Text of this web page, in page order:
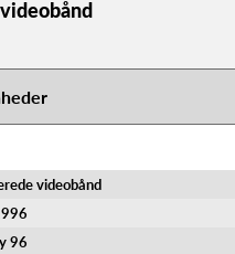
videobånd
96